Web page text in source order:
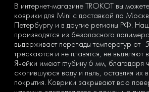
В интернет-магазине TROKOT вы
коврики для Mini с доставкой по
Петербургу и в другие регионы РФ.
производятся из безопасного
выдерживает перепады температур от
трескаются и не плавятся, не выделяют
Ячейки имеют глубину 6 мм, благодаря
скопившуюся воду и пыль, оставляя их
покрытия. Коврики закрывают всю